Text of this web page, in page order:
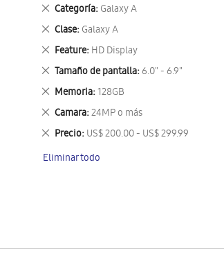
Categoría Galaxy A
Eliminar
este
artículo
Clase Galaxy A
Eliminar
este
artículo
Feature HD Display
Eliminar
este
artículo
Tamaño de pantalla 6.0" - 6.9"
Eliminar
este
artículo
Memoria 128GB
Eliminar
este
artículo
Camara 24MP o más
Eliminar
este
artículo
Precio US$ 200.00 - US$ 299.99
Eliminar
artículo
Eliminar todo